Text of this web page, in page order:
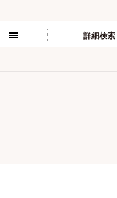
詳細検索